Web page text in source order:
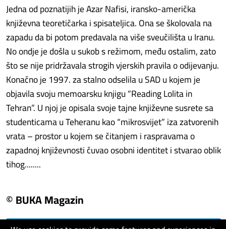
Jedna od poznatijih je Azar Nafisi, iransko-američka
književna teoretičarka i spisateljica. Ona se školovala na
zapadu da bi potom predavala na više sveučilišta u Iranu.
No ondje je došla u sukob s režimom, među ostalim, zato
što se nije pridržavala strogih vjerskih pravila o odijevanju.
Konačno je 1997. za stalno odselila u SAD u kojem je
objavila svoju memoarsku knjigu “Reading Lolita in
Tehran”. U njoj je opisala svoje tajne književne susrete sa
studenticama u Teheranu kao “mikrosvijet” iza zatvorenih
vrata – prostor u kojem se čitanjem i raspravama o
zapadnoj književnosti čuvao osobni identitet i stvarao oblik
tihog........
© BUKA Magazin